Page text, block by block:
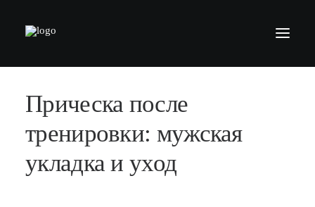
БАРБЕРШОПЫ
КОСМЕТИКА
Прическа после
тренировки: мужская
укладка и уход